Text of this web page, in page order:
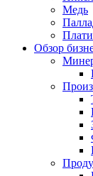
Медь
Обзор